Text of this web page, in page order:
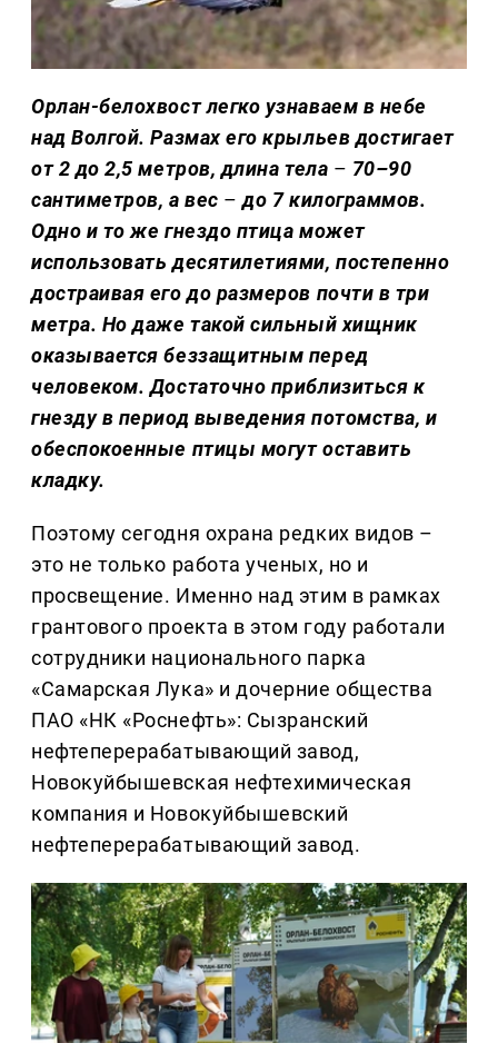
Орлан-белохвост легко узнаваем в небе
над Волгой. Размах его крыльев достигает
от 2 до 2,5 метров, длина тела – 70–90
сантиметров, а вес – до 7 килограммов.
Одно и то же гнездо птица может
использовать десятилетиями, постепенно
достраивая его до размеров почти в три
метра. Но даже такой сильный хищник
оказывается беззащитным перед
человеком. Достаточно приблизиться к
гнезду в период выведения потомства, и
обеспокоенные птицы могут оставить
кладку.
Поэтому сегодня охрана редких видов –
это не только работа ученых, но и
просвещение. Именно над этим в рамках
грантового проекта в этом году работали
сотрудники национального парка
«Самарская Лука» и дочерние общества
ПАО «НК «Роснефть»: Сызранский
нефтеперерабатывающий завод,
Новокуйбышевская нефтехимическая
компания и Новокуйбышевский
нефтеперерабатывающий завод.